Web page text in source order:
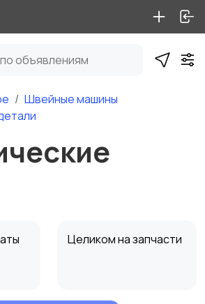
Швейные машины
Целиком на запчасти